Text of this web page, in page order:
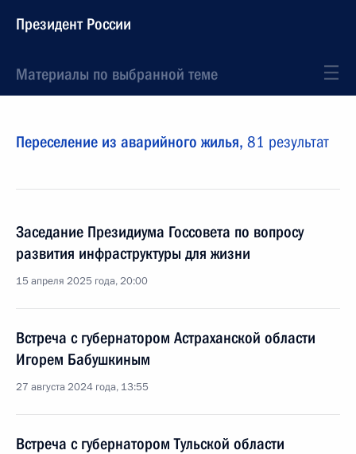
Президент России
Материалы по выбранной теме
Переселение из аварийного жилья, 81 результат
Заседание Президиума Госсовета по вопросу
развития инфраструктуры для жизни
15 апреля 2025 года, 20:00
Встреча с губернатором Астраханской области
Игорем Бабушкиным
27 августа 2024 года, 13:55
Встреча с губернатором Тульской области